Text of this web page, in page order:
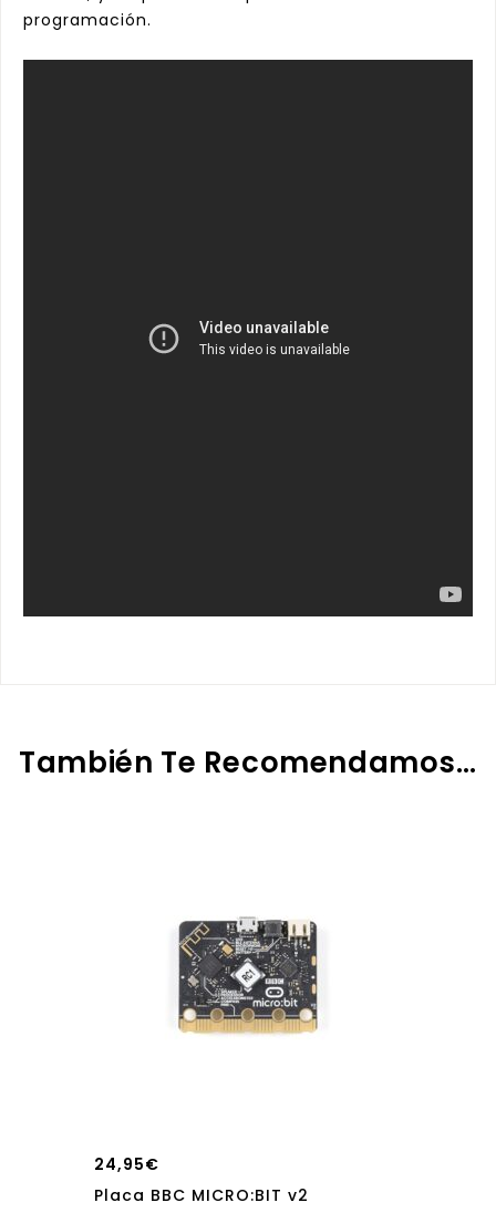
programación.
También Te Recomendamos…
24,95€
Placa BBC MICRO:BIT v2